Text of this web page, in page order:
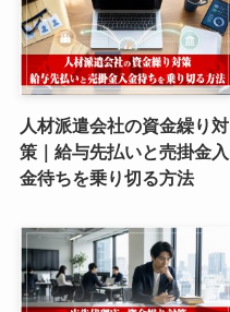
人材派遣会社の資金繰り対
策｜給与先払いと売掛金入
金待ちを乗り切る方法